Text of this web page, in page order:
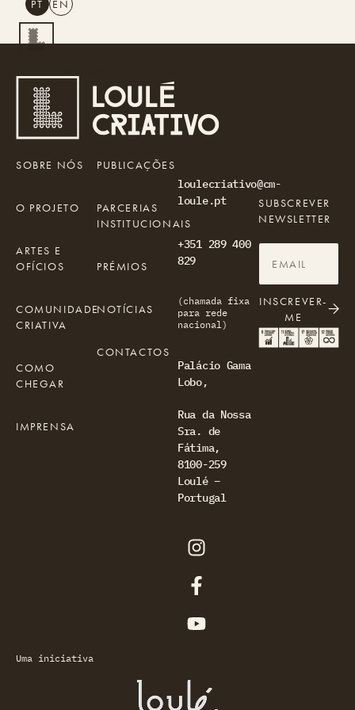
EN
Turismo Criativo
Rede de Oficinas
Design Lab
Residências Criativas
A AcontecerMontra
Sobre Nós
PT EN
loulecriativo@cm-
loule.pt
+351 289 400
829
(chamada fixa
para rede
nacional)
Palácio Gama
Lobo,
Rua da Nossa
Sra. de
Fátima,
8100-259
Loulé –
Portugal
SOBRE NÓS
O PROJETO
ARTES E
OFÍCIOS
COMUNIDADE
CRIATIVA
COMO
CHEGAR
IMPRENSA
PUBLICAÇÕES
PARCERIAS
INSTITUCIONAIS
PRÉMIOS
NOTÍCIAS
CONTACTOS
SUBSCREVER
NEWSLETTER
INSCREVER-
ME
Uma iniciativa